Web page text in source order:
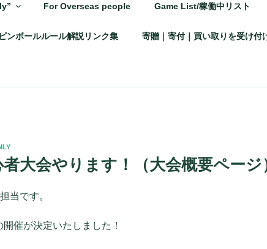
For Overseas people Game List/稼働中リスト
ピンボールルール解説リンク集 寄贈｜寄付｜買い取りを受け付
大会やります！（大会概要ページ
当です。
催が決定いたしました！